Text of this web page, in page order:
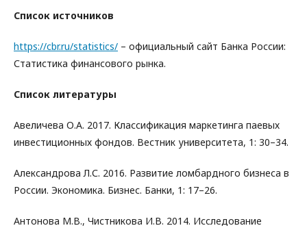
Список источников
https://cbr.ru/statistics/ – официальный сайт Банка России:
Статистика финансового рынка.
Список литературы
Авеличева О.А. 2017. Классификация маркетинга паевых
инвестиционных фондов. Вестник университета, 1: 30–34.
Александрова Л.С. 2016. Развитие ломбардного бизнеса в
России. Экономика. Бизнес. Банки, 1: 17–26.
Антонова М.В., Чистникова И.В. 2014. Исследование